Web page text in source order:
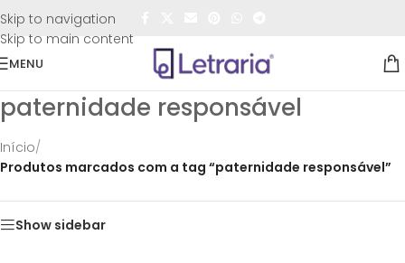
Skip to navigation
Skip to main content
FRETE GRÁTIS
MENU
paternidade responsável
Início/
Produtos marcados com a tag “paternidade responsável”
Show sidebar